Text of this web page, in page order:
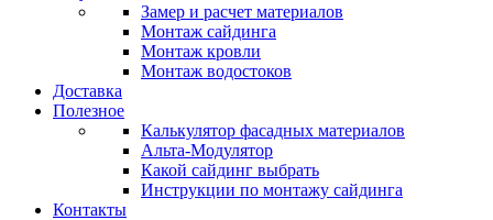
Замер и расчет материалов
Монтаж сайдинга
Монтаж кровли
Монтаж водостоков
Доставка
Полезное
Калькулятор фасадных материалов
Альта-Модулятор
Какой сайдинг выбрать
Инструкции по монтажу сайдинга
Контакты